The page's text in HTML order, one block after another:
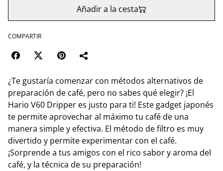
Añadir a la cesta
COMPARTIR
¿Te gustaría comenzar con métodos alternativos de
preparación de café, pero no sabes qué elegir? ¡El
Hario V60 Dripper es justo para ti! Este gadget japonés
te permite aprovechar al máximo tu café de una
manera simple y efectiva. El método de filtro es muy
divertido y permite experimentar con el café.
¡Sorprende a tus amigos con el rico sabor y aroma del
café, y la técnica de su preparación!